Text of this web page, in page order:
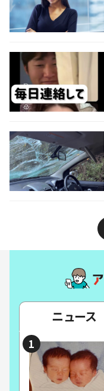
ニュース